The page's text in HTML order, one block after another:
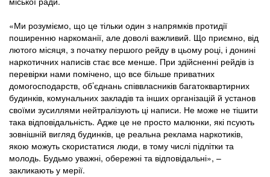
«Ми розуміємо, що це тільки один з напрямків протидії
поширенню наркоманії, але доволі важливий. Що приємно, від
лютого місяця, з початку першого рейду в цьому році, і донині
наркотичних написів стає все менше. При здійсненні рейдів із
перевірки нами помічено, що все більше приватних
домогосподарств, об’єднань співвласників багатоквартирних
будинків, комунальних закладів та інших організацій й установ
своїми зусиллями нейтралізують ці написи. Не може не тішити
така відповідальність. Адже це не просто малюнки, які псують
зовнішній вигляд будинків, це реальна реклама наркотиків,
якою можуть скористатися люди, в тому числі підлітки та
молодь. Будьмо уважні, обережні та відповідальні», –
закликають у мерії.